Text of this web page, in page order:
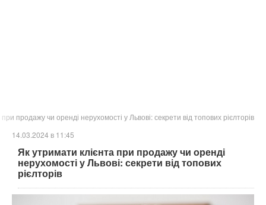
продажу чи оренді нерухомості у Львові: секрети від топових рієлторів
14.03.2024 в 11:45
Як утримати клієнта при продажу чи оренді
нерухомості у Львові: секрети від топових
рієлторів